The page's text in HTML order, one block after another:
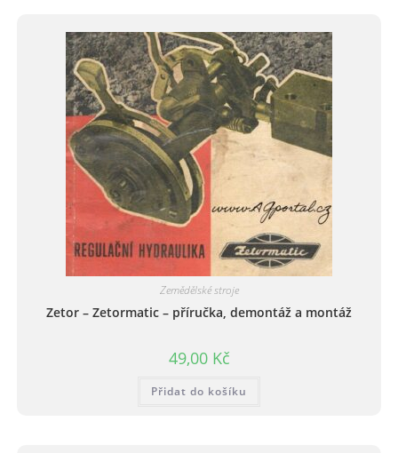
Zemědělské stroje
Zetor – Zetormatic – příručka, demontáž a montáž
49,00 Kč
Přidat do košíku